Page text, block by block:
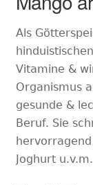
Als
Vitamine &
Organismus
gesunde &
Beruf. Sie
Joghurt